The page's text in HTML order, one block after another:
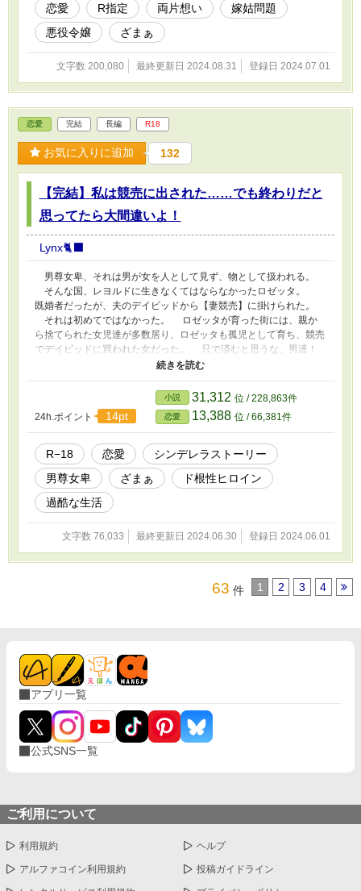
恋愛 R指定 両片想い
嫁姑問題
悪役令嬢
ざまぁ
文字数 200,080 最終更新日 2024.08.31 登録日 2024.07.01
恋愛 完結 長編 R18
お気に入りに追加 132
【完結】私は競売に出された……でも終わりだと
思ってたら大間違いよ！
Lynx🐈‍⬛
男尊女卑、それは男が女を人として見ず、物として扱われる。
そんな国、レヨルドに生きなくてはならなかったロゼッタ。
既婚者だったが、夫のデイビッドから【妻競売】に掛けられた。
それは初めてではなかった。 ロゼッタが育った街には、親か
ら捨てられた女児達が多数居り、ロゼッタも孤児として育ち、競売
でデイビッドに買われた女だった。 只で済むと思うな、男達！
と、這いつくばって生き抜く事にしたロゼッタに、救いの手が差し
伸べられて…………。 ＊Hシーンには♡付き
24h.ポイント 14pt
小説 31,312 位 / 228,863件
恋愛 13,388 位 / 66,381件
R−18 恋愛
シンデレラストーリー
男尊女卑
ざまぁ
ド根性ヒロイン
過酷な生活
文字数 76,033 最終更新日 2024.06.30 登録日 2024.06.01
63 件 1 2 3 4
アプリ一覧
公式SNS一覧
ご利用について
利用規約 ヘルプ
アルファコイン利用規約 投稿ガイドライン